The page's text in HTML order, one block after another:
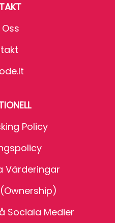
Policy
Värderingar
Sociala Medier